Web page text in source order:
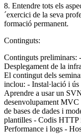
8. Entendre tots els
´exercici de la seva
formació permanent.
Continguts:
Continguts preliminars:
Desplegament de la
El contingut dels
inclou: - Instal·lació i
Aprendre a usar un
desenvolupament
de bases de dades i
plantilles - Codis HTTP
Performance i logs -